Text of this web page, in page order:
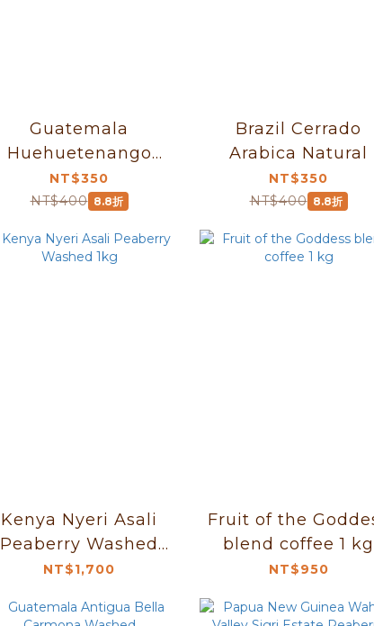
Guatemala
Huehuetenango
Washed
NT$350
NT$400 8.8折
Brazil Cerrado
Arabica Natural
NT$350
NT$400 8.8折
Kenya Nyeri Asali
Peaberry Washed
1kg
NT$1,700
Fruit of the
blend coffee 1 kg
NT$950